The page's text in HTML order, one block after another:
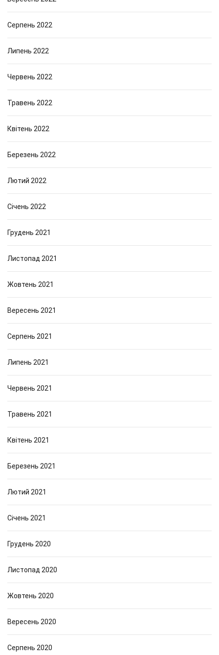
Серпень 2022
Липень 2022
Червень 2022
Травень 2022
Квітень 2022
Березень 2022
Лютий 2022
Січень 2022
Грудень 2021
Листопад 2021
Жовтень 2021
Вересень 2021
Серпень 2021
Липень 2021
Червень 2021
Травень 2021
Квітень 2021
Березень 2021
Лютий 2021
Січень 2021
Грудень 2020
Листопад 2020
Жовтень 2020
Вересень 2020
Серпень 2020